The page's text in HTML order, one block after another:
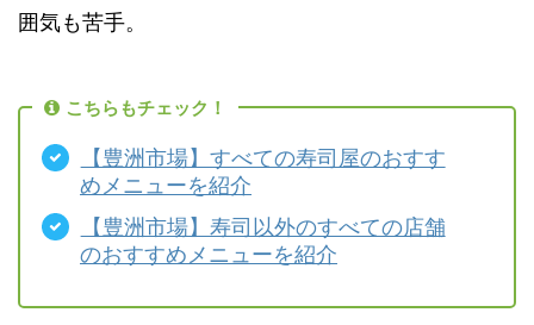
囲気も苦手。
こちらもチェック！
【豊洲市場】すべての寿司屋のおすす
めメニューを紹介
【豊洲市場】寿司以外のすべての店舗
のおすすめメニューを紹介